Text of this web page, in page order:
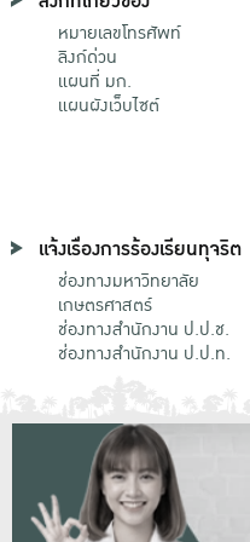
หมายเลขโทรศัพท์
ลิงก์ด่วน
แผนที่ มก.
แผนผังเว็บไซต์
แจ้งเรื่องการร้องเรียนทุจริต
ช่องทางมหาวิทยาลัย
เกษตรศาสตร์
ช่องทางสำนักงาน ป.ป.ช.
ช่องทางสำนักงาน ป.ป.ท.